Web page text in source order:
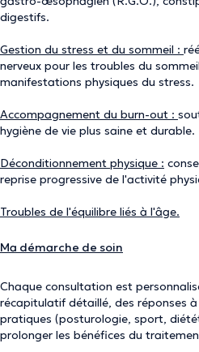
digestifs.
Gestion du stress et du sommeil :
nerveux pour les troubles du
manifestations physiques du stress.
Accompagnement du burn-out :
hygiène de vie plus saine et durable.
Déconditionnement physique :
reprise progressive de l'activité
Troubles de l'équilibre liés à l'âge.
Ma démarche de soin
Chaque consultation est
récapitulatif détaillé, des réponses
pratiques (posturologie, sport,
prolonger les bénéfices du